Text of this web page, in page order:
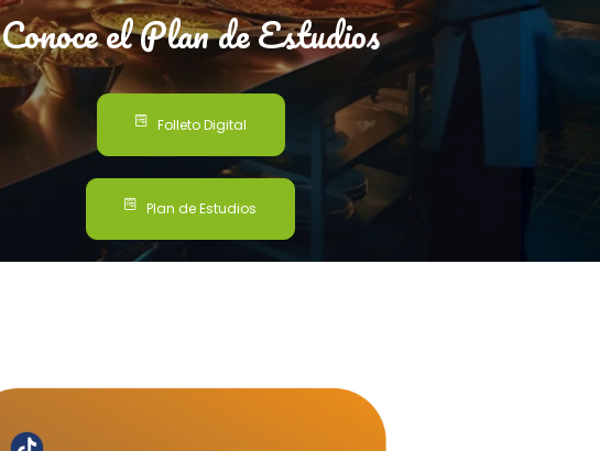
Conoce el Plan de Estudios
Folleto Digital
Plan de Estudios